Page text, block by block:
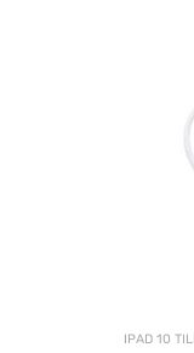
IPAD 10